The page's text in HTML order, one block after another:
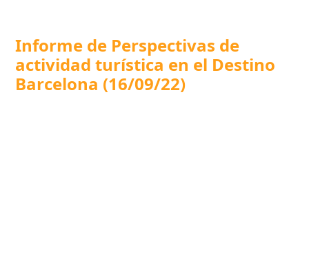
Informe de Perspectivas de
actividad turística en el Destino
Barcelona (16/09/22)